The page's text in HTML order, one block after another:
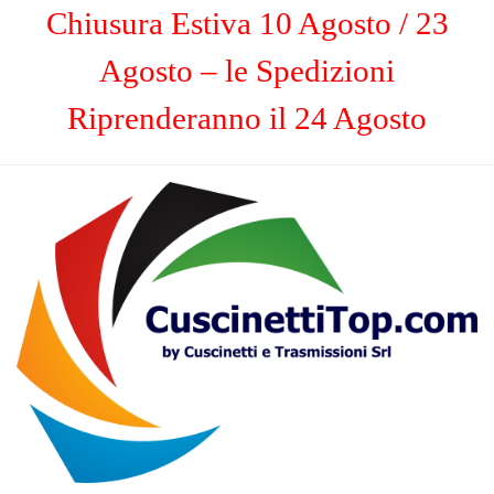
Chiusura Estiva 10 Agosto / 23
Agosto – le Spedizioni
Riprenderanno il 24 Agosto